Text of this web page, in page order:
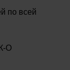
по всей
О